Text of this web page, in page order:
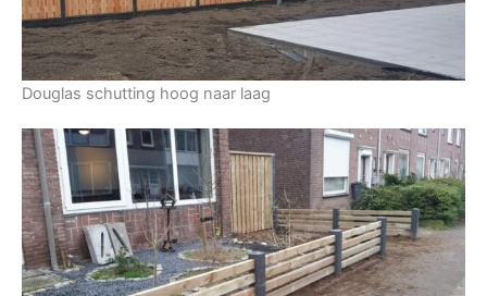
Douglas schutting hoog naar laag